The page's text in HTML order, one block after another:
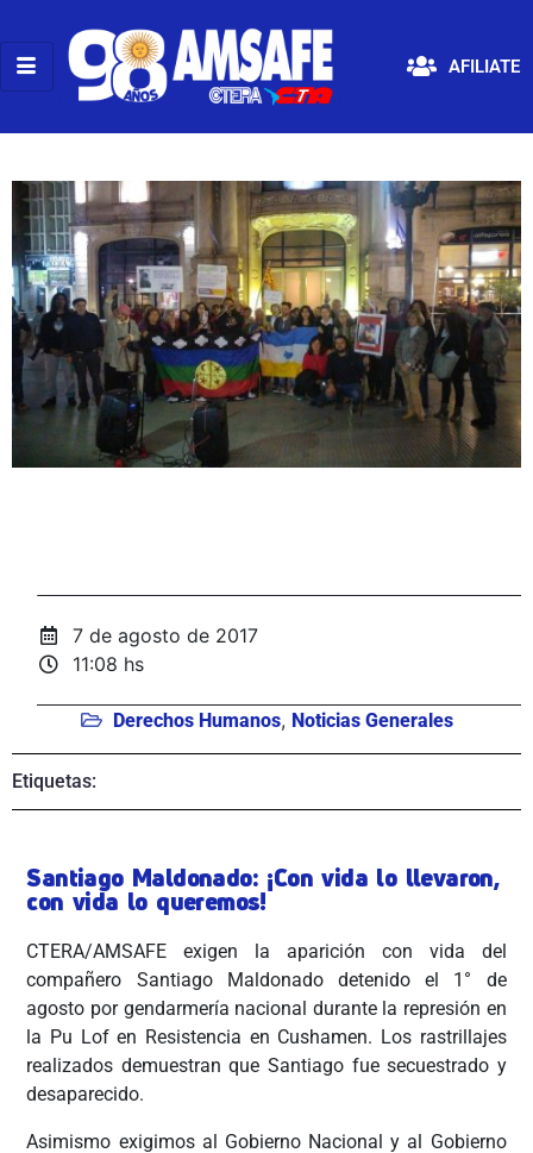
AFILIATE
7 de agosto de 2017
11:08 hs
Derechos Humanos, Noticias Generales
Etiquetas:
Santiago Maldonado: ¡Con vida lo llevaron,
con vida lo queremos!
CTERA/AMSAFE exigen la aparición con vida del
compañero Santiago Maldonado detenido el 1° de
agosto por gendarmería nacional durante la represión en
la Pu Lof en Resistencia en Cushamen. Los rastrillajes
realizados demuestran que Santiago fue secuestrado y
desaparecido.
Asimismo exigimos al Gobierno Nacional y al Gobierno